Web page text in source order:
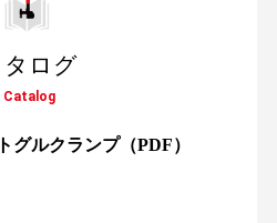
タログ
Catalog
トグルクランプ（PDF）